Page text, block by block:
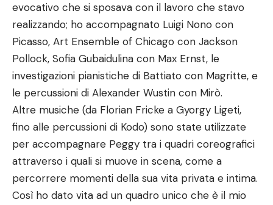
evocativo che si sposava con il lavoro che stavo
realizzando; ho accompagnato Luigi Nono con
Picasso, Art Ensemble of Chicago con Jackson
Pollock, Sofia Gubaidulina con Max Ernst, le
investigazioni pianistiche di Battiato con Magritte, e
le percussioni di Alexander Wustin con Mirò.
Altre musiche (da Florian Fricke a Gyorgy Ligeti,
fino alle percussioni di Kodo) sono state utilizzate
per accompagnare Peggy tra i quadri coreografici
attraverso i quali si muove in scena, come a
percorrere momenti della sua vita privata e intima.
Così ho dato vita ad un quadro unico che è il mio